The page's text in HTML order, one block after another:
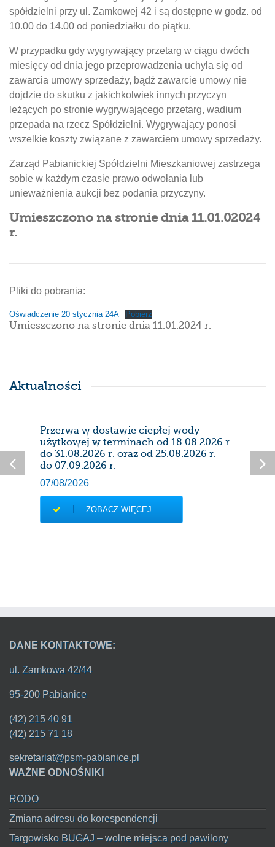
spółdzielni przy ul. Zamkowej 42 i są dostępne w godz. od
10.00 do 14.00 od poniedziałku do piątku.
W przypadku gdy wygrywający przetarg w ciągu dwóch
miesięcy od dnia jego przeprowadzenia uchyla się od
zawarcia umowy sprzedaży, bądź zawarcie umowy nie
dojdzie do skutku z jakichkolwiek innych przyczyn
leżących po stronie wygrywającego przetarg, wadium
przepada na rzecz Spółdzielni. Wygrywający ponosi
wszelkie koszty związane z zawarciem umowy sprzedaży.
Zarząd Pabianickiej Spółdzielni Mieszkaniowej zastrzega
sobie w każdym czasie prawo odwołania lub
unieważnienia aukcji bez podania przyczyny.
Umieszczono na stronie dnia 11.01.02024
r.
Pliki do pobrania:
Oświadczenie 20 stycznia 24A Pobierz
Umieszczono na stronie dnia 11.01.2024 r.
Aktualności
Przerwa w dostawie ciepłej wody
użytkowej w terminach od 18.08.2026 r.
do 31.08.2026 r. oraz od 25.08.2026 r.
do 07.09.2026 r.
07/08/2026
ZOBACZ WIĘCEJ
DANE KONTAKTOWE:
ul. Zamkowa 42/44
95-200 Pabianice
(42) 215 40 91
(42) 215 71 18
sekretariat@psm-pabianice.pl
WAŻNE ODNOŚNIKI
RODO
Zmiana adresu do korespondencji
Targowisko BUGAJ – wolne miejsca pod pawilony